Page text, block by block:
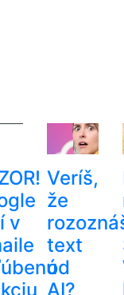
v
Veríš,
že
text
od
AI?